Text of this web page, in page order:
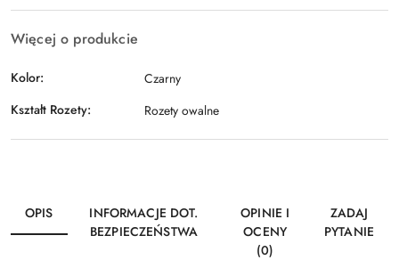
Więcej o produkcie
Kolor:
Czarny
Kształt Rozety:
Rozety owalne
OPIS
INFORMACJE DOT.
BEZPIECZEŃSTWA
OPINIE I
OCENY
(0)
ZADAJ
PYTANIE